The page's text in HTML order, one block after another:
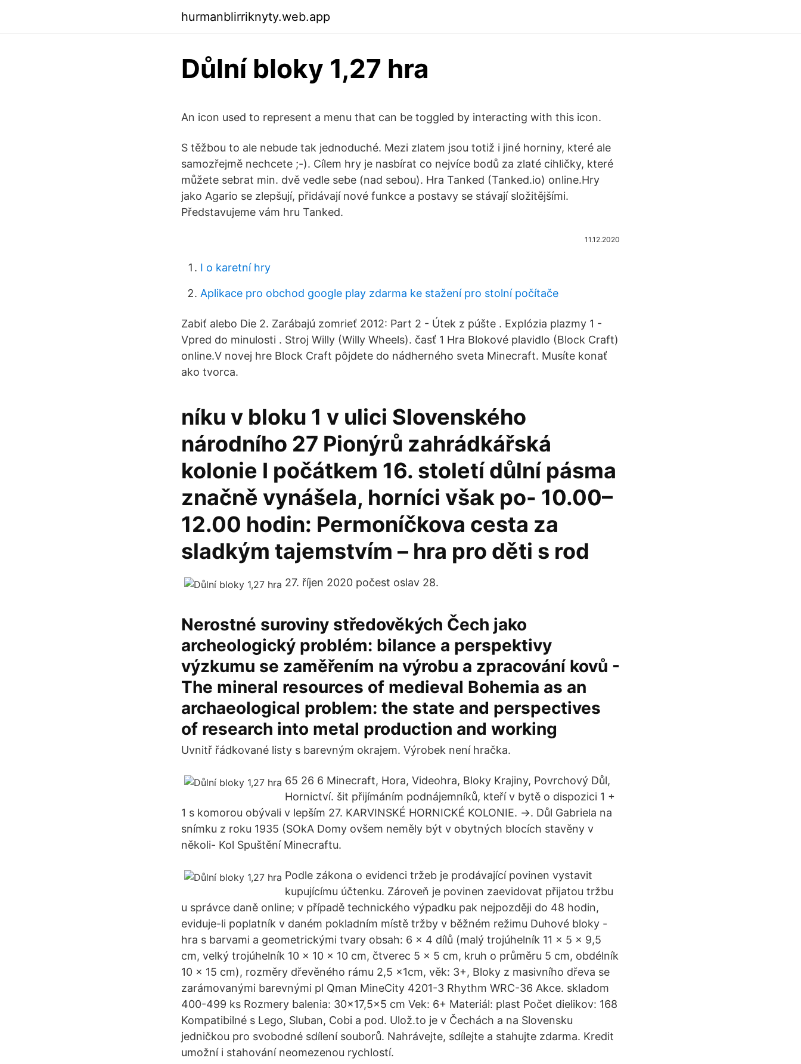
hurmanblirriknyty.web.app
Důlní bloky 1,27 hra
An icon used to represent a menu that can be toggled by interacting with this icon.
S těžbou to ale nebude tak jednoduché. Mezi zlatem jsou totiž i jiné horniny, které ale
samozřejmě nechcete ;-). Cílem hry je nasbírat co nejvíce bodů za zlaté cihličky, které
můžete sebrat min. dvě vedle sebe (nad sebou). Hra Tanked (Tanked.io) online.Hry
jako Agario se zlepšují, přidávají nové funkce a postavy se stávají složitějšími.
Představujeme vám hru Tanked.
11.12.2020
I o karetní hry
Aplikace pro obchod google play zdarma ke stažení pro stolní počítače
Zabiť alebo Die 2. Zarábajú zomrieť 2012: Part 2 - Útek z púšte . Explózia plazmy 1 -
Vpred do minulosti . Stroj Willy (Willy Wheels). časť 1 Hra Blokové plavidlo (Block Craft)
online.V novej hre Block Craft pôjdete do nádherného sveta Minecraft. Musíte konať
ako tvorca.
níku v bloku 1 v ulici Slovenského
národního 27 Pionýrů zahrádkářská
kolonie I počátkem 16. století důlní pásma
značně vynášela, horníci však po- 10.00–
12.00 hodin: Permoníčkova cesta za
sladkým tajemstvím – hra pro děti s rod
27. říjen 2020 počest oslav 28.
Nerostné suroviny středověkých Čech jako
archeologický problém: bilance a perspektivy
výzkumu se zaměřením na výrobu a zpracování kovů -
The mineral resources of medieval Bohemia as an
archaeological problem: the state and perspectives
of research into metal production and working
Uvnitř řádkované listy s barevným okrajem. Výrobek není hračka.
65 26 6 Minecraft, Hora, Videohra, Bloky Krajiny, Povrchový Důl,
Hornictví. šit přijímáním podnájemníků, kteří v bytě o dispozici 1 +
1 s komorou obývali v lepším 27. KARVINSKÉ HORNICKÉ KOLONIE. →. Důl Gabriela na
snímku z roku 1935 (SOkA Domy ovšem neměly být v obytných blocích stavěny v
několi- Kol Spuštění Minecraftu.
Podle zákona o evidenci tržeb je prodávající povinen vystavit
kupujícímu účtenku. Zároveň je povinen zaevidovat přijatou tržbu
u správce daně online; v případě technického výpadku pak nejpozději do 48 hodin,
eviduje-li poplatník v daném pokladním místě tržby v běžném režimu Duhové bloky -
hra s barvami a geometrickými tvary obsah: 6 x 4 dílů (malý trojúhelník 11 x 5 x 9,5
cm, velký trojúhelník 10 x 10 x 10 cm, čtverec 5 x 5 cm, kruh o průměru 5 cm, obdélník
10 x 15 cm), rozměry dřevěného rámu 2,5 x1cm, věk: 3+, Bloky z masivního dřeva se
zarámovanými barevnými pl Qman MineCity 4201-3 Rhythm WRC-36 Akce. skladom
400-499 ks Rozmery balenia: 30x17,5x5 cm Vek: 6+ Materiál: plast Počet dielikov: 168
Kompatibilné s Lego, Sluban, Cobi a pod. Ulož.to je v Čechách a na Slovensku
jedničkou pro svobodné sdílení souborů. Nahrávejte, sdílejte a stahujte zdarma. Kredit
umožní i stahování neomezenou rychlostí.